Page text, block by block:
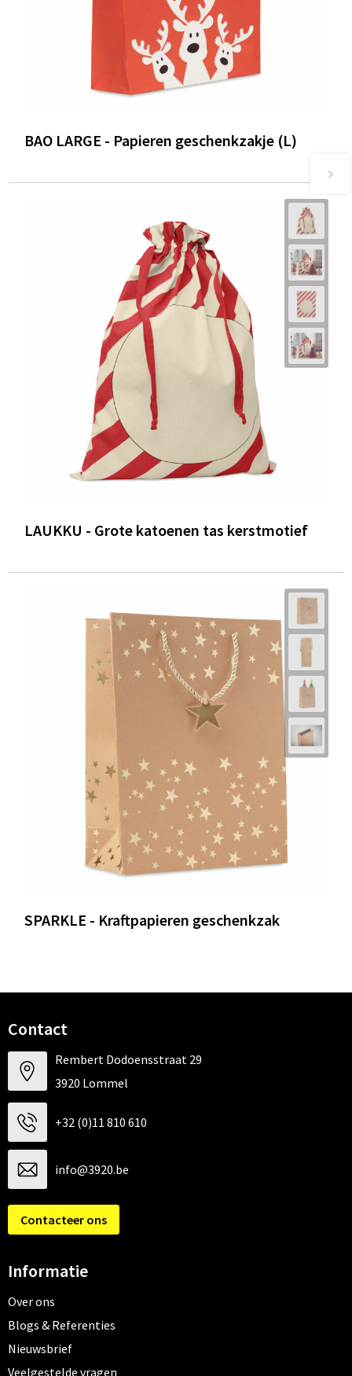
BAO LARGE - Papieren geschenkzakje (L)
LAUKKU - Grote katoenen tas kerstmotief
SPARKLE - Kraftpapieren geschenkzak
Contact
Rembert Dodoensstraat 29
3920 Lommel
+32 (0)11 810 610
info@3920.be
Contacteer ons
Informatie
Over ons
Blogs & Referenties
Nieuwsbrief
Veelgestelde vragen